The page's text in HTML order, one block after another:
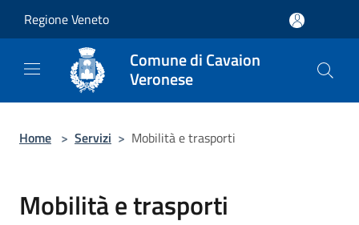
Regione Veneto
Comune di Cavaion
Veronese
Home > Servizi > Mobilità e trasporti
Mobilità e trasporti